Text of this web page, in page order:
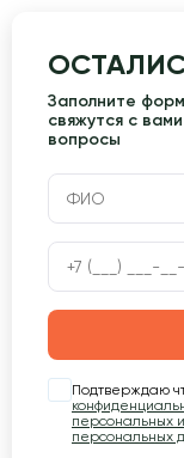
Заполните
свяжутся с
вопросы
Подтверждаю
персональных
персональных